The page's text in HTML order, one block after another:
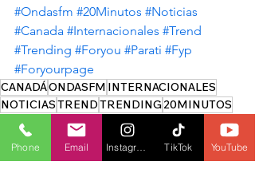
#Ondasfm #20Minutos #Noticias
#Canada #Internacionales #Trend
#Trending #Foryou #Parati #Fyp
#Foryourpage
CANADÁONDASFM INTERNACIONALES
NOTICIASTRENDTRENDING20MINUTOS
20 MINUTOS
Phone Email TikTok YouTube